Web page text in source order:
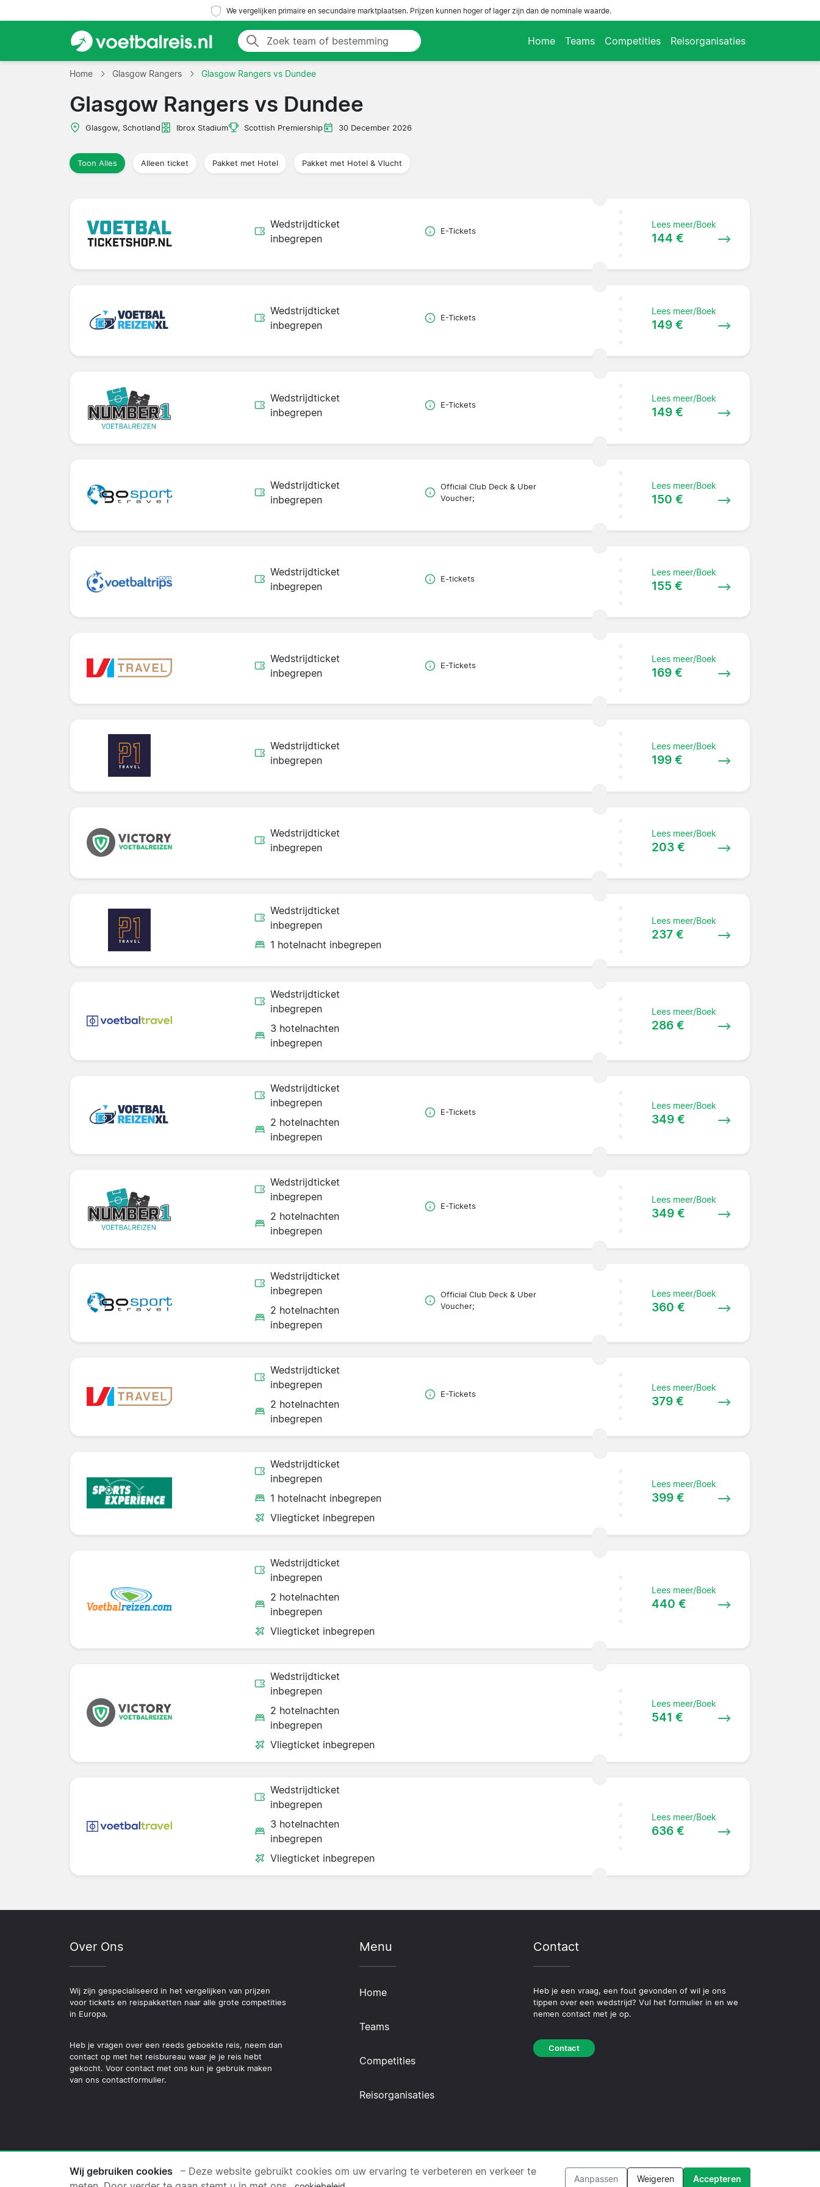
We vergelijken primaire en secundaire marktplaatsen. Prijzen kunnen hoger of lager zijn dan de nominale waarde.
Home Teams Competities Reisorganisaties
Home Glasgow Rangers Glasgow Rangers vs Dundee
Glasgow Rangers vs Dundee
Glasgow, Schotland Ibrox Stadium Scottish Premiership 30 December 2026
Toon Alles Alleen ticket Pakket met Hotel Pakket met Hotel & Vlucht
Wedstrijdticket
inbegrepen
E-Tickets
Lees meer/Boek
144 €
Wedstrijdticket
inbegrepen
E-Tickets
Lees meer/Boek
149 €
Wedstrijdticket
inbegrepen
E-Tickets
Lees meer/Boek
149 €
Wedstrijdticket
inbegrepen
Official Club Deck & Uber
Voucher;
Lees meer/Boek
150 €
Wedstrijdticket
inbegrepen
E-tickets
Lees meer/Boek
155 €
Wedstrijdticket
inbegrepen
E-Tickets
Lees meer/Boek
169 €
Wedstrijdticket
inbegrepen
Lees meer/Boek
199 €
Wedstrijdticket
inbegrepen
Lees meer/Boek
203 €
Wedstrijdticket
inbegrepen
1 hotelnacht inbegrepen
Lees meer/Boek
237 €
Wedstrijdticket
inbegrepen
3 hotelnachten
inbegrepen
Lees meer/Boek
286 €
Wedstrijdticket
inbegrepen
2 hotelnachten
inbegrepen
E-Tickets
Lees meer/Boek
349 €
Wedstrijdticket
inbegrepen
2 hotelnachten
inbegrepen
E-Tickets
Lees meer/Boek
349 €
Wedstrijdticket
inbegrepen
2 hotelnachten
inbegrepen
Official Club Deck & Uber
Voucher;
Lees meer/Boek
360 €
Wedstrijdticket
inbegrepen
2 hotelnachten
inbegrepen
E-Tickets
Lees meer/Boek
379 €
Wedstrijdticket
inbegrepen
1 hotelnacht inbegrepen
Vliegticket inbegrepen
Lees meer/Boek
399 €
Wedstrijdticket
inbegrepen
2 hotelnachten
inbegrepen
Vliegticket inbegrepen
Lees meer/Boek
440 €
Wedstrijdticket
inbegrepen
2 hotelnachten
inbegrepen
Vliegticket inbegrepen
Lees meer/Boek
541 €
Wedstrijdticket
inbegrepen
3 hotelnachten
inbegrepen
Vliegticket inbegrepen
Lees meer/Boek
636 €
Over Ons
Wij zijn gespecialiseerd in het vergelijken van prijzen
voor tickets en reispakketten naar alle grote competities
in Europa.
Heb je vragen over een reeds geboekte reis, neem dan
contact op met het reisbureau waar je je reis hebt
gekocht. Voor contact met ons kun je gebruik maken
van ons contactformulier.
Menu
Home
Teams
Competities
Reisorganisaties
Contact
Heb je een vraag, een fout gevonden of wil je ons
tippen over een wedstrijd? Vul het formulier in en we
nemen contact met je op.
Contact
© 2026 Copyright Voetbalreis.nl ·Over Ons·Contact·Privacybeleid ·Cookiebeleid ·Redactioneel beleid
Wij gebruiken cookies
– Deze website gebruikt cookies om uw ervaring te verbeteren en verkeer te
Aanpassen Weigeren Accepteren